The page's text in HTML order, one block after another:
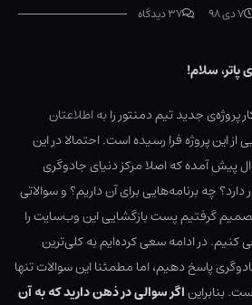
۷ دی ۹۸
۳۷ دیدگاه
سلام!
پروژه‌ی جدید تیم دمنتور رابه اطلاعتان
از این پروژه فرا رسیده است. احتمالا در این
پیش آمده که اصلا مرکز دنیای جادوگری
چه برنامه‌هایی برای آن داریم؟ و سوالاتی
گرفتیم پست بازگشایی این وب‌سایت را
در ادامه سعی کرده‌ایم به کلی‌ترین
پاسخ دهیم، اما مطمئنا این سوالات تنها
بنابرایناگر سوالی در ذهن دارید که به آن